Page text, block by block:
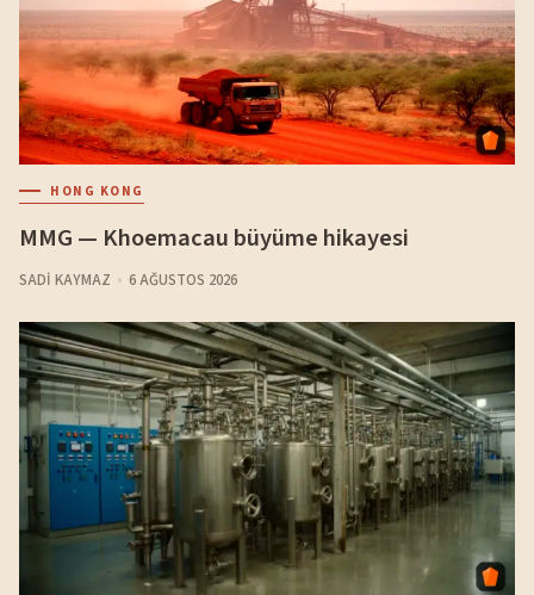
HONG KONG
MMG — Khoemacau büyüme hikayesi
SADI KAYMAZ 6 AĞUSTOS 2026